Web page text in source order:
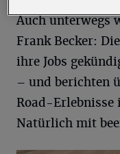
Auch unterwegs
Frank Becker:
ihre Jobs
– und berichten
Road-
Natürlich mit